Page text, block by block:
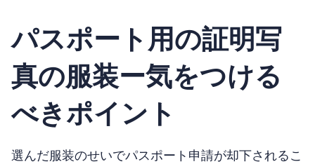
パスポート用の証明写
真の服装ー気をつける
べきポイント
選んだ服装のせいでパスポート申請が却下されるこ